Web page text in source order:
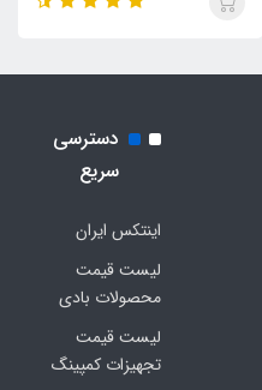
دسترسی
سریع
اینتکس ایران
لیست قیمت
محصولات بادی
لیست قیمت
تجهیزات کمپینگ